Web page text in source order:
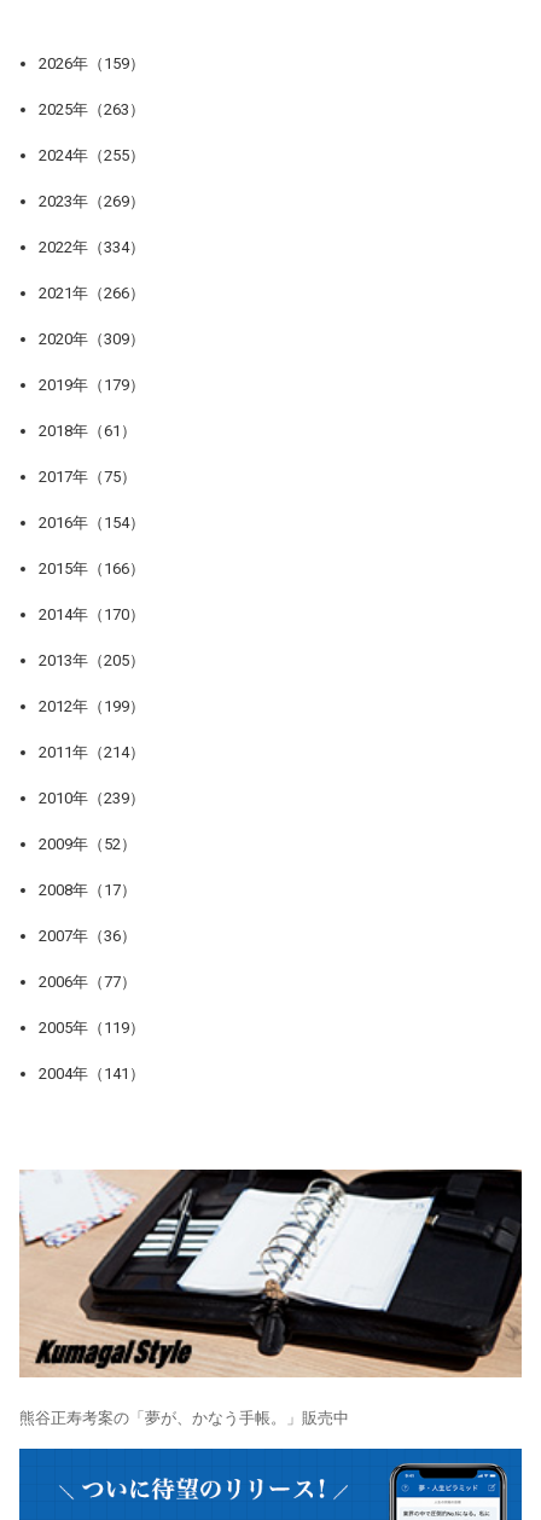
2026年（159）
2025年（263）
2024年（255）
2023年（269）
2022年（334）
2021年（266）
2020年（309）
2019年（179）
2018年（61）
2017年（75）
2016年（154）
2015年（166）
2014年（170）
2013年（205）
2012年（199）
2011年（214）
2010年（239）
2009年（52）
2008年（17）
2007年（36）
2006年（77）
2005年（119）
2004年（141）
熊谷正寿考案の「夢が、かなう手帳。」販売中